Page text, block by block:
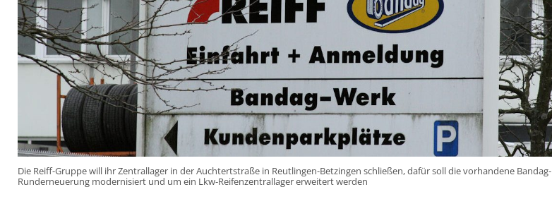
Die Reiff-Gruppe will ihr Zentrallager in der Auchtertstraße in Reutlingen-Betzingen schließen, dafür soll die vorhandene Bandag-
Runderneuerung modernisiert und um ein Lkw-Reifenzentrallager erweitert werden